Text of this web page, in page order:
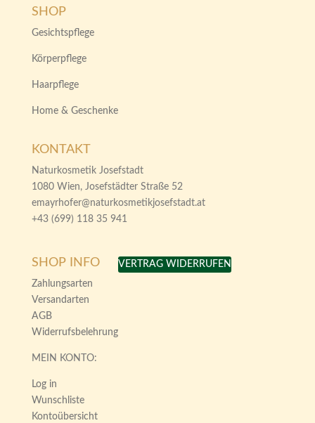
SHOP
Gesichtspflege
Körperpflege
Haarpflege
Home & Geschenke
KONTAKT
Naturkosmetik Josefstadt
1080 Wien, Josefstädter Straße 52
emayrhofer@naturkosmetikjosefstadt.at
+43 (699) 118 35 941
SHOP INFO
Zahlungsarten
Versandarten
AGB
Widerrufsbelehrung
MEIN KONTO:
Log in
Wunschliste
Kontoübersicht
VERTRAG WIDERRUFEN